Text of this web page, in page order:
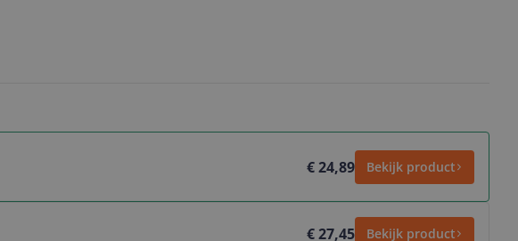
€ 24,89 Bekijk product
€ 27,45 Bekijk product